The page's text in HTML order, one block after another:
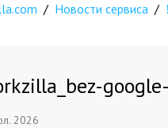
/ Новости сервиса /
2026